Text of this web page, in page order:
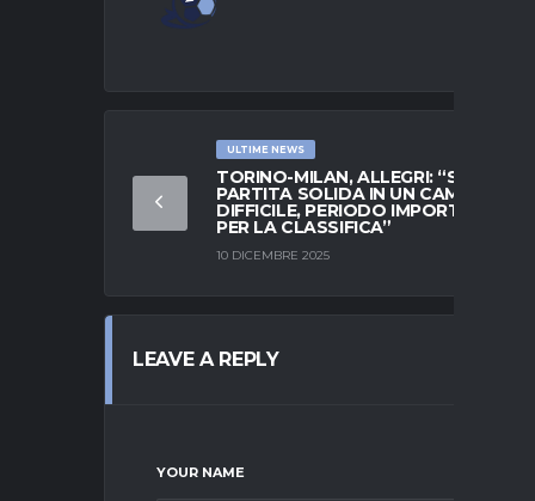
ULTIME NEWS
TORINO-MILAN, ALLEGRI: “SERVE
PARTITA SOLIDA IN UN CAMPO
DIFFICILE, PERIODO IMPORTANTE
PER LA CLASSIFICA”
10 DICEMBRE 2025
LEAVE A REPLY
YOUR NAME